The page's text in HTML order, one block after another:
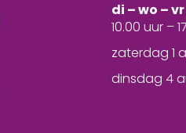
di – wo –
10.00 uur –
zaterdag 1
dinsdag 4